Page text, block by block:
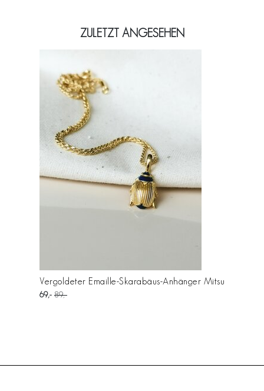
ZULETZT ANGESEHEN
Vergoldeter Emaille-Skarabäus-Anhänger Mitsu
69 89